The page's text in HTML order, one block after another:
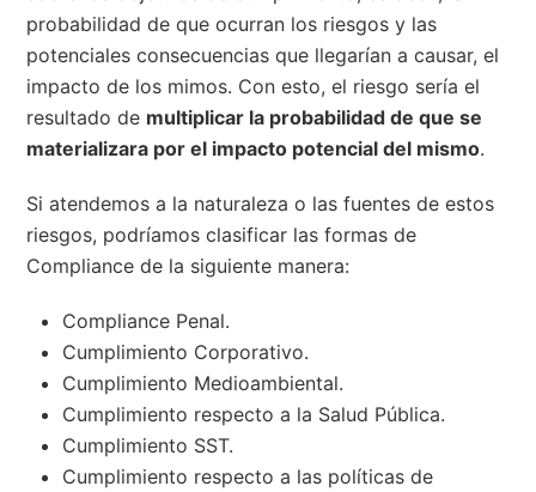
probabilidad de que ocurran los riesgos y las
potenciales consecuencias que llegarían a causar, el
impacto de los mimos. Con esto, el riesgo sería el
resultado de multiplicar la probabilidad de que se
materializara por el impacto potencial del mismo.
Si atendemos a la naturaleza o las fuentes de estos
riesgos, podríamos clasificar las formas de
Compliance de la siguiente manera:
Compliance Penal.
Cumplimiento Corporativo.
Cumplimiento Medioambiental.
Cumplimiento respecto a la Salud Pública.
Cumplimiento SST.
Cumplimiento respecto a las políticas de